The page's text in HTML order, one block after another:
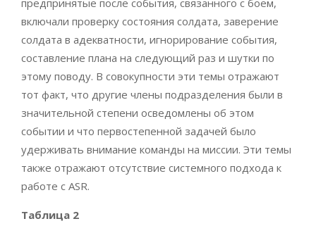
предпринятые после события, связанного с боем,
включали проверку состояния солдата, заверение
солдата в адекватности, игнорирование события,
составление плана на следующий раз и шутки по
этому поводу. В совокупности эти темы отражают
тот факт, что другие члены подразделения были в
значительной степени осведомлены об этом
событии и что первостепенной задачей было
удерживать внимание команды на миссии. Эти темы
также отражают отсутствие системного подхода к
работе с ASR.
Таблица 2